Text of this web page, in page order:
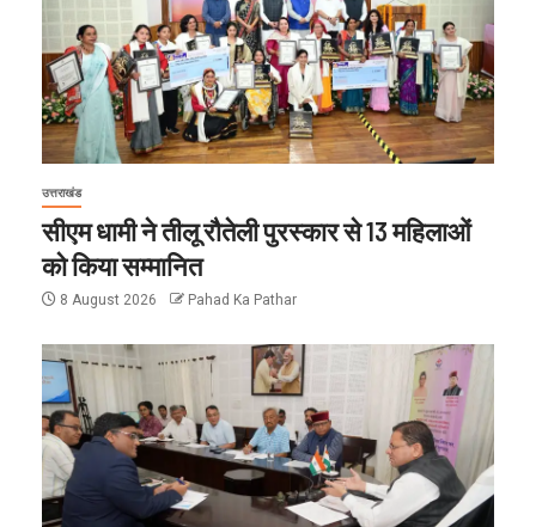
उत्तराखंड
सीएम धामी ने तीलू रौतेली पुरस्कार से 13 महिलाओं
को किया सम्मानित
8 August 2026 Pahad Ka Pathar